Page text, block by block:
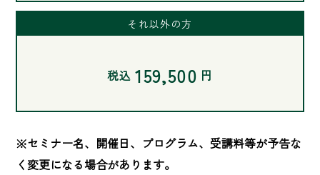
それ以外の方
税込 159,500 円
※セミナー名、開催日、プログラム、受講料等が予告な
く変更になる場合があります。